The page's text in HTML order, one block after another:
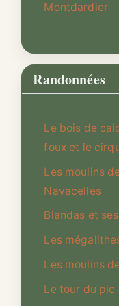
Montdardier
Randonnées
Le bois de
foux et le
Les moulins
Navacelles
Blandas et
Les
Les moulins
Le tour du pic